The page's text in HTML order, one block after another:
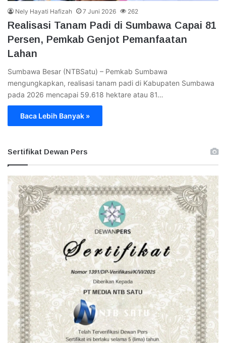
Nely Hayati Hafizah 7 Juni 2026 262
Realisasi Tanam Padi di Sumbawa Capai 81
Persen, Pemkab Genjot Pemanfaatan
Lahan
Sumbawa Besar (NTBSatu) – Pemkab Sumbawa
mengungkapkan, realisasi tanam padi di Kabupaten Sumbawa
pada 2026 mencapai 59.618 hektare atau 81…
Baca Lebih Banyak »
Sertifikat Dewan Pers